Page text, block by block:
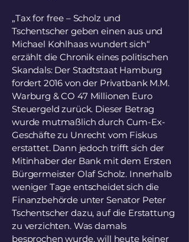
„Tax for free – Scholz und
Tschentscher geben einen aus und
Michael Kohlhaas wundert sich“
erzählt die Chronik eines politischen
Skandals: Der Stadtstaat Hamburg
fordert 2016 von der Privatbank M.M.
Warburg & CO 47 Millionen Euro
Steuergeld zurück. Dieser Betrag
wurde mutmaßlich durch Cum-Ex-
Geschäfte zu Unrecht vom Fiskus
erstattet. Dann jedoch trifft sich der
Mitinhaber der Bank mit dem Ersten
Bürgermeister Olaf Scholz. Innerhalb
weniger Tage entscheidet sich die
Finanzbehörde unter Senator Peter
Tschentscher dazu, auf die Erstattung
zu verzichten. Was damals
besprochen wurde, will heute keiner